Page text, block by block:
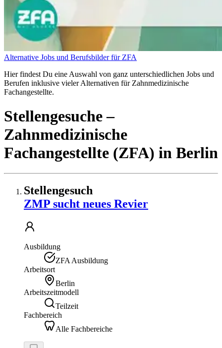
Alternative Jobs und Berufsbilder für ZFA
Hier findest Du eine Auswahl von ganz unterschiedlichen Jobs und
Berufen inklusive vieler Alternativen für Zahnmedizinische
Fachangestellte.
Stellengesuche–
Zahnmedizinische
Fachangestellte (ZFA) in Berlin
Stellengesuch
ZMP sucht neues Revier
Ausbildung
ZFA Ausbildung
Arbeitsort
Berlin
Arbeitszeitmodell
Teilzeit
Fachbereich
Alle Fachbereiche